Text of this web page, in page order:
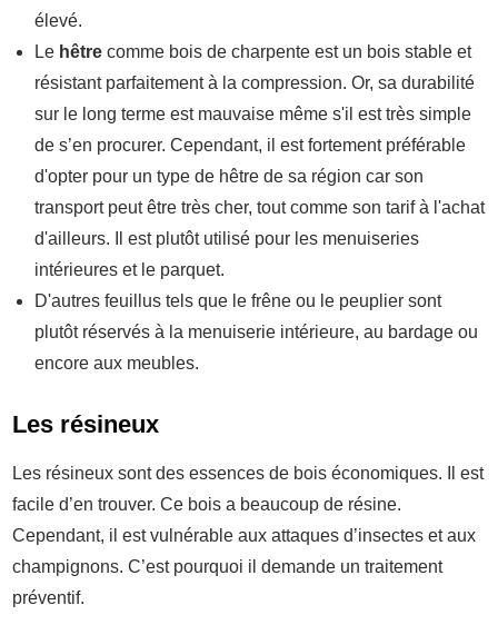
élevé.
Le hêtre comme bois de charpente est un bois stable et
résistant parfaitement à la compression. Or, sa durabilité
sur le long terme est mauvaise même s'il est très simple
de s’en procurer. Cependant, il est fortement préférable
d'opter pour un type de hêtre de sa région car son
transport peut être très cher, tout comme son tarif à l'achat
d'ailleurs. Il est plutôt utilisé pour les menuiseries
intérieures et le parquet.
D'autres feuillus tels que le frêne ou le peuplier sont
plutôt réservés à la menuiserie intérieure, au bardage ou
encore aux meubles.
Les résineux
Les résineux sont des essences de bois économiques. Il est
facile d’en trouver. Ce bois a beaucoup de résine.
Cependant, il est vulnérable aux attaques d’insectes et aux
champignons. C’est pourquoi il demande un traitement
préventif.